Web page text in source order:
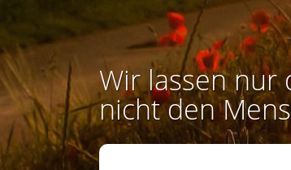
Wir lassen nur
nicht den